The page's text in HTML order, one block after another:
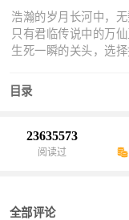
浩瀚的岁月长河中，
只有君临传说中的万
生死一瞬的关头，选
信公众号：liuya180
目录
23635573
阅读过
全部评论